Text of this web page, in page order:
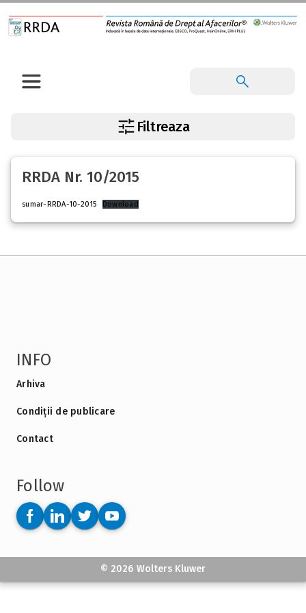
Filtreaza
RRDA Nr. 10/2015
sumar-RRDA-10-2015 Download
INFO
Arhiva
Condiții de publicare
Contact
Follow
© 2026 Wolters Kluwer